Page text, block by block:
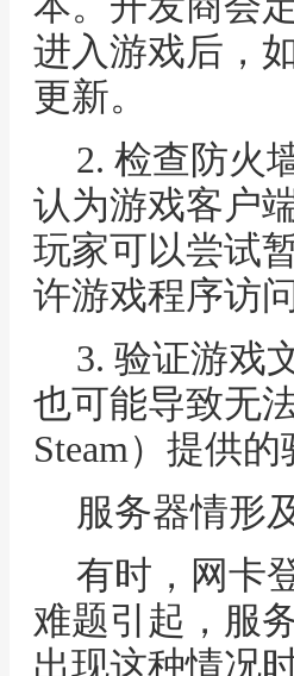
进入游戏后，
更新。
2. 检查防火
认为游戏客户
玩家可以尝试
许游戏程序访
3. 验证游戏
也可能导致无
Steam）提供
服务器情形
有时，网卡
难题引起，服
出现这种情况